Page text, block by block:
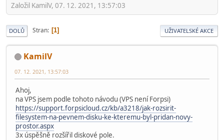
Založil KamilV, 07. 12. 2021, 13:57:03
DOLŮ Stran 1 UŽIVATELSKÉ AKCE
KamilV
07. 12. 2021, 13:57:03
Ahoj,
na VPS jsem podle tohoto návodu (VPS není Forpsi)
https://support.forpsicloud.cz/kb/a3218/jak-rozsirit-
filesystem-na-pevnem-disku-ke-kteremu-byl-pridan-novy-
prostor.aspx
3x úspěšně rozšířil diskové pole.